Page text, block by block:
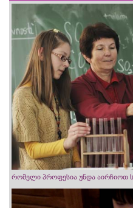
რომელი პროფესია უნდა აირჩიოთ